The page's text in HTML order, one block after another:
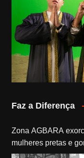
Faz a Diferença
Zona AGBARA
mulheres pretas e